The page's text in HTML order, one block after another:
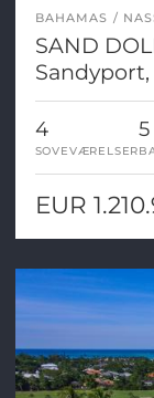
BAHAMAS
SAND
4
SOVEVÆRELSER
5
EUR